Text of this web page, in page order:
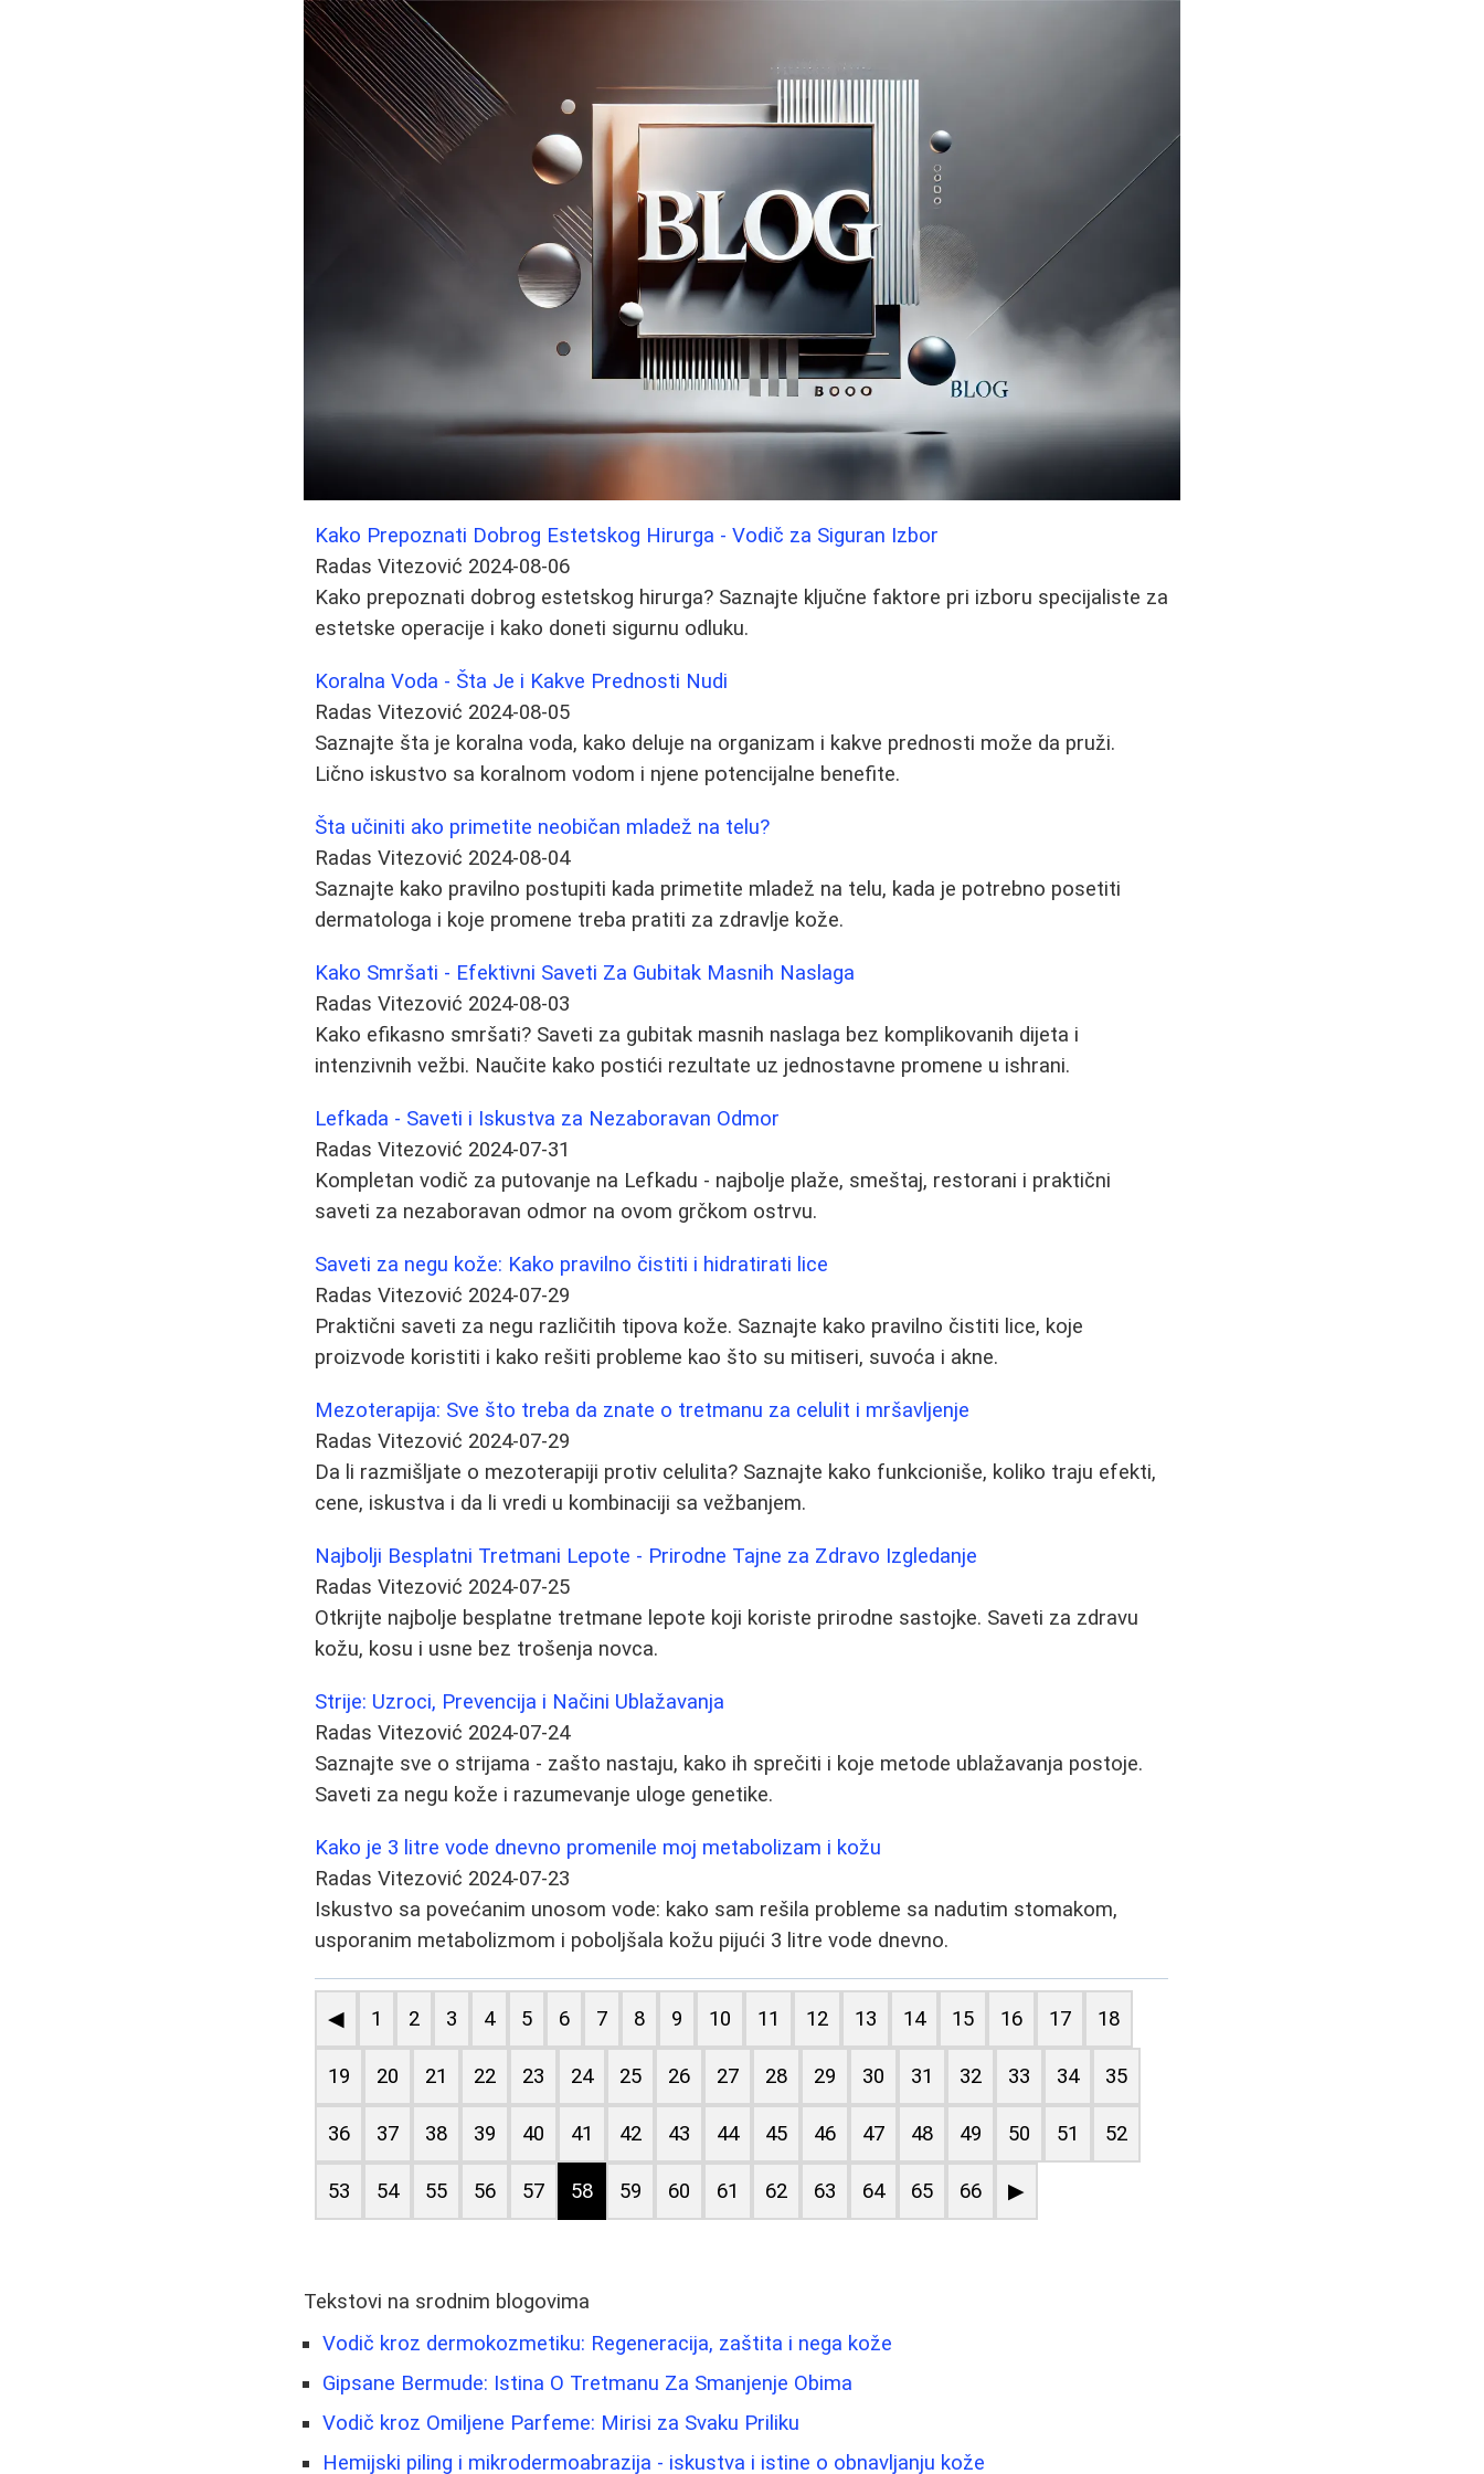
Kako Prepoznati Dobrog Estetskog Hirurga - Vodič za Siguran Izbor
Radas Vitezović 2024-08-06
Kako prepoznati dobrog estetskog hirurga? Saznajte ključne faktore pri izboru specijaliste za
estetske operacije i kako doneti sigurnu odluku.
Koralna Voda - Šta Je i Kakve Prednosti Nudi
Radas Vitezović 2024-08-05
Saznajte šta je koralna voda, kako deluje na organizam i kakve prednosti može da pruži.
Lično iskustvo sa koralnom vodom i njene potencijalne benefite.
Šta učiniti ako primetite neobičan mladež na telu?
Radas Vitezović 2024-08-04
Saznajte kako pravilno postupiti kada primetite mladež na telu, kada je potrebno posetiti
dermatologa i koje promene treba pratiti za zdravlje kože.
Kako Smršati - Efektivni Saveti Za Gubitak Masnih Naslaga
Radas Vitezović 2024-08-03
Kako efikasno smršati? Saveti za gubitak masnih naslaga bez komplikovanih dijeta i
intenzivnih vežbi. Naučite kako postići rezultate uz jednostavne promene u ishrani.
Lefkada - Saveti i Iskustva za Nezaboravan Odmor
Radas Vitezović 2024-07-31
Kompletan vodič za putovanje na Lefkadu - najbolje plaže, smeštaj, restorani i praktični
saveti za nezaboravan odmor na ovom grčkom ostrvu.
Saveti za negu kože: Kako pravilno čistiti i hidratirati lice
Radas Vitezović 2024-07-29
Praktični saveti za negu različitih tipova kože. Saznajte kako pravilno čistiti lice, koje
proizvode koristiti i kako rešiti probleme kao što su mitiseri, suvoća i akne.
Mezoterapija: Sve što treba da znate o tretmanu za celulit i mršavljenje
Radas Vitezović 2024-07-29
Da li razmišljate o mezoterapiji protiv celulita? Saznajte kako funkcioniše, koliko traju efekti,
cene, iskustva i da li vredi u kombinaciji sa vežbanjem.
Najbolji Besplatni Tretmani Lepote - Prirodne Tajne za Zdravo Izgledanje
Radas Vitezović 2024-07-25
Otkrijte najbolje besplatne tretmane lepote koji koriste prirodne sastojke. Saveti za zdravu
kožu, kosu i usne bez trošenja novca.
Strije: Uzroci, Prevencija i Načini Ublažavanja
Radas Vitezović 2024-07-24
Saznajte sve o strijama - zašto nastaju, kako ih sprečiti i koje metode ublažavanja postoje.
Saveti za negu kože i razumevanje uloge genetike.
Kako je 3 litre vode dnevno promenile moj metabolizam i kožu
Radas Vitezović 2024-07-23
Iskustvo sa povećanim unosom vode: kako sam rešila probleme sa nadutim stomakom,
usporanim metabolizmom i poboljšala kožu pijući 3 litre vode dnevno.
◀ 1 2 3 4 5 6 7 8 9 10 11 12 13 14 15 16 17 18
19 20 21 22 23 24 25 26 27 28 29 30 31 32 33 34 35
36 37 38 39 40 41 42 43 44 45 46 47 48 49 50 51 52
53 54 55 56 57 58 59 60 61 62 63 64 65 66 ▶
Tekstovi na srodnim blogovima
Vodič kroz dermokozmetiku: Regeneracija, zaštita i nega kože
Gipsane Bermude: Istina O Tretmanu Za Smanjenje Obima
Vodič kroz Omiljene Parfeme: Mirisi za Svaku Priliku
Hemijski piling i mikrodermoabrazija - iskustva i istine o obnavljanju kože